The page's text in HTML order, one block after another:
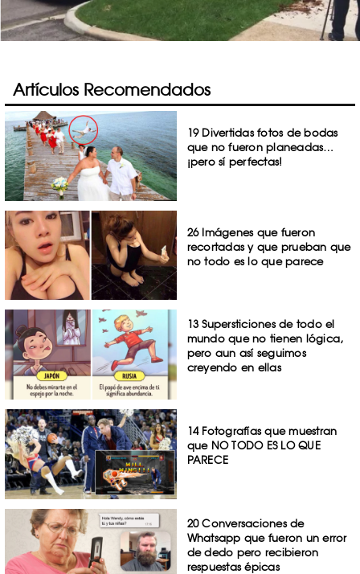
Artículos Recomendados
19 Divertidas fotos de bodas
que no fueron planeadas…
¡pero sí perfectas!
26 Imágenes que fueron
recortadas y que prueban que
no todo es lo que parece
13 Supersticiones de todo el
mundo que no tienen lógica,
pero aun así seguimos
creyendo en ellas
14 Fotografías que muestran
que NO TODO ES LO QUE
PARECE
20 Conversaciones de
Whatsapp que fueron un error
de dedo pero recibieron
respuestas épicas